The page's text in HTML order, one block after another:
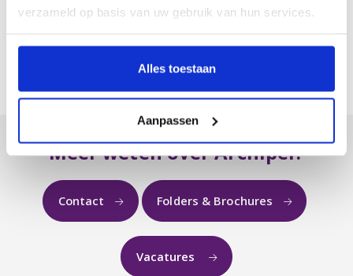
verzameld op basis van uw gebruik van hun services.
Alles toestaan
Aanpassen
Archipel Thuis | Archipel Rinette
Meer weten over Archipel?
Contact Folders & Brochures
Vacatures